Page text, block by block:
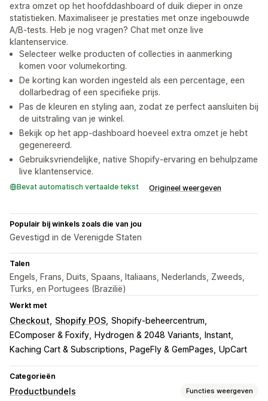
extra omzet op het hoofddashboard of duik dieper in onze
statistieken. Maximaliseer je prestaties met onze ingebouwde
A/B-tests. Heb je nog vragen? Chat met onze live
klantenservice.
Selecteer welke producten of collecties in aanmerking
komen voor volumekorting.
De korting kan worden ingesteld als een percentage, een
dollarbedrag of een specifieke prijs.
Pas de kleuren en styling aan, zodat ze perfect aansluiten bij
de uitstraling van je winkel.
Bekijk op het app-dashboard hoeveel extra omzet je hebt
gegenereerd.
Gebruiksvriendelijke, native Shopify-ervaring en behulpzame
live klantenservice.
Bevat automatisch vertaalde tekst Origineel weergeven
Populair bij winkels zoals die van jou
Gevestigd in de Verenigde Staten
Talen
Engels, Frans, Duits, Spaans, Italiaans, Nederlands, Zweeds,
Turks, en Portugees (Brazilië)
Werkt met
Checkout Shopify POS Shopify-beheercentrum
EComposer & Foxify Hydrogen & 2048 Variants Instant
Kaching Cart & Subscriptions PageFly & GemPages UpCart
Categorieën
Productbundels Functies weergeven